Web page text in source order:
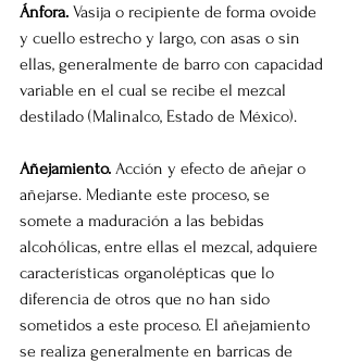
Ánfora. Vasija o recipiente de forma ovoide
y cuello estrecho y largo, con asas o sin
ellas, generalmente de barro con capacidad
variable en el cual se recibe el mezcal
destilado (Malinalco, Estado de México).
Añejamiento. Acción y efecto de añejar o
añejarse. Mediante este proceso, se
somete a maduración a las bebidas
alcohólicas, entre ellas el mezcal, adquiere
características organolépticas que lo
diferencia de otros que no han sido
sometidos a este proceso. El añejamiento
se realiza generalmente en barricas de